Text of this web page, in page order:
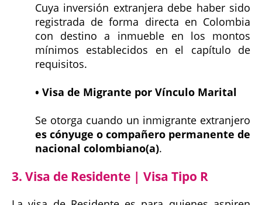
Cuya inversión extranjera debe haber sido
registrada de forma directa en Colombia
con destino a inmueble en los montos
mínimos establecidos en el capítulo de
requisitos.
• Visa de Migrante por Vínculo Marital
Se otorga cuando un inmigrante extranjero
es cónyuge o compañero permanente de
nacional colombiano(a).
3. Visa de Residente | Visa Tipo R